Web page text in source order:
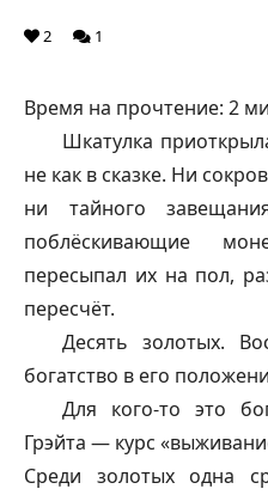
2 1
Время на прочтение: 2
Шкатулка
не как в сказке. Ни
ни тайного
поблёскивающие
пересыпал их на пол,
пересчёт.
Десять золотых.
богатство в его
Для кого-то это
Грэйта — курс
Среди золотых одна